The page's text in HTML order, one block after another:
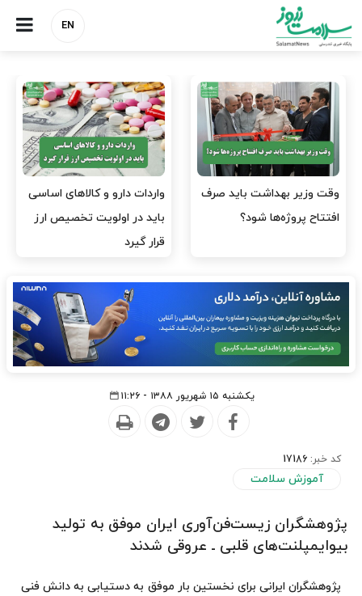
EN
وقت وزیر بهداشت باید صرف
افتتاح پروژه‌ها شود؟
واردات دارو و کالاهای اساسی
باید در اولویت تخصیص ارز
قرار گیرد
یکشنبه ۱۵ شهریور ۱۳۸۸ - ۱۱:۲۶
کد خبر: 17186
آموزش سلامت
پژوهشگران زیست‌فن‌آوری ایران موفق به تولید
بیوایمپلنت‌های قلبی ـ عروقی شدند
پژوهشگران ایرانی برای نخستین بار موفق به دستیابی به دانش فنی